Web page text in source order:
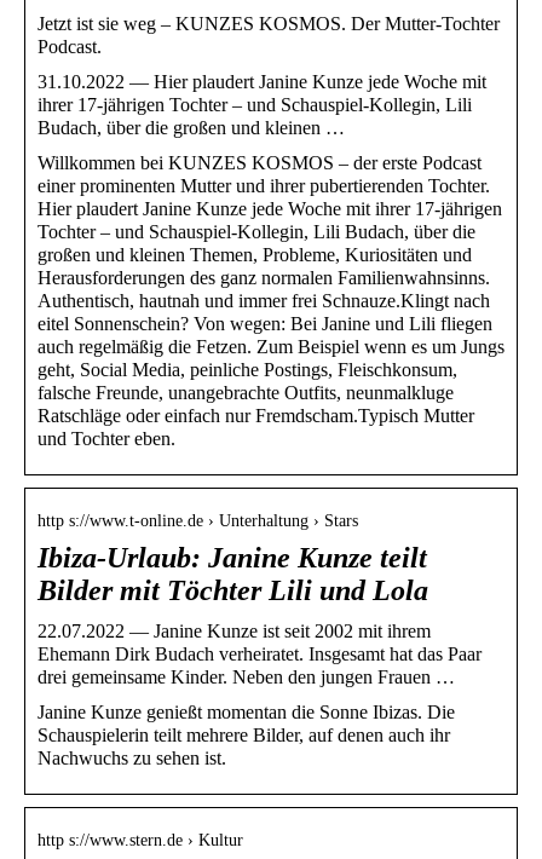
Jetzt ist sie weg – KUNZES KOSMOS. Der Mutter-Tochter
Podcast.
31.10.2022 — Hier plaudert Janine Kunze jede Woche mit
ihrer 17-jährigen Tochter – und Schauspiel-Kollegin, Lili
Budach, über die großen und kleinen …
Willkommen bei KUNZES KOSMOS – der erste Podcast
einer prominenten Mutter und ihrer pubertierenden Tochter.
Hier plaudert Janine Kunze jede Woche mit ihrer 17-jährigen
Tochter – und Schauspiel-Kollegin, Lili Budach, über die
großen und kleinen Themen, Probleme, Kuriositäten und
Herausforderungen des ganz normalen Familienwahnsinns.
Authentisch, hautnah und immer frei Schnauze.Klingt nach
eitel Sonnenschein? Von wegen: Bei Janine und Lili fliegen
auch regelmäßig die Fetzen. Zum Beispiel wenn es um Jungs
geht, Social Media, peinliche Postings, Fleischkonsum,
falsche Freunde, unangebrachte Outfits, neunmalkluge
Ratschläge oder einfach nur Fremdscham.Typisch Mutter
und Tochter eben.
http s://www.t-online.de › Unterhaltung › Stars
Ibiza-Urlaub: Janine Kunze teilt
Bilder mit Töchter Lili und Lola
22.07.2022 — Janine Kunze ist seit 2002 mit ihrem
Ehemann Dirk Budach verheiratet. Insgesamt hat das Paar
drei gemeinsame Kinder. Neben den jungen Frauen …
Janine Kunze genießt momentan die Sonne Ibizas. Die
Schauspielerin teilt mehrere Bilder, auf denen auch ihr
Nachwuchs zu sehen ist.
http s://www.stern.de › Kultur